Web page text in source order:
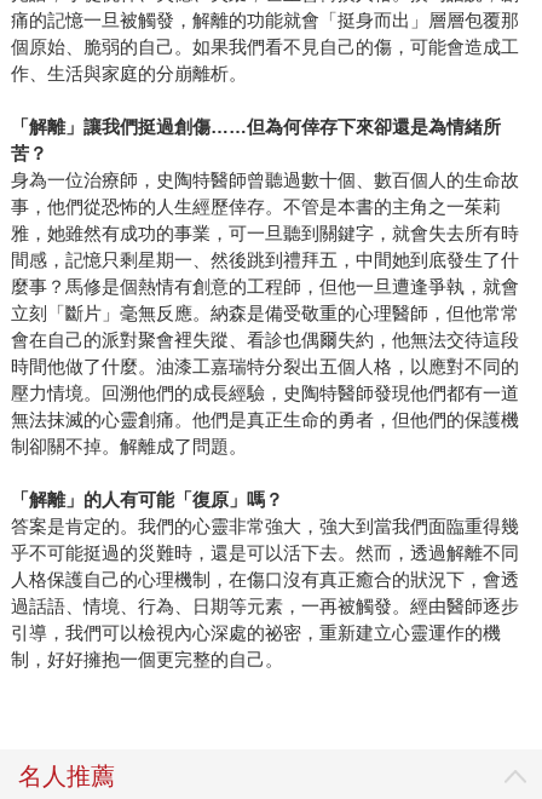
痛的記憶一旦被觸發，解離的功能就會「挺身而出」層層包覆那
個原始、脆弱的自己。如果我們看不見自己的傷，可能會造成工
作、生活與家庭的分崩離析。
「解離」讓我們挺過創傷……但為何倖存下來卻還是為情緒所
苦？
身為一位治療師，史陶特醫師曾聽過數十個、數百個人的生命故
事，他們從恐怖的人生經歷倖存。不管是本書的主角之一茱莉
雅，她雖然有成功的事業，可一旦聽到關鍵字，就會失去所有時
間感，記憶只剩星期一、然後跳到禮拜五，中間她到底發生了什
麼事？馬修是個熱情有創意的工程師，但他一旦遭逢爭執，就會
立刻「斷片」毫無反應。納森是備受敬重的心理醫師，但他常常
會在自己的派對聚會裡失蹤、看診也偶爾失約，他無法交待這段
時間他做了什麼。油漆工嘉瑞特分裂出五個人格，以應對不同的
壓力情境。回溯他們的成長經驗，史陶特醫師發現他們都有一道
無法抹滅的心靈創痛。他們是真正生命的勇者，但他們的保護機
制卻關不掉。解離成了問題。
「解離」的人有可能「復原」嗎？
答案是肯定的。我們的心靈非常強大，強大到當我們面臨重得幾
乎不可能挺過的災難時，還是可以活下去。然而，透過解離不同
人格保護自己的心理機制，在傷口沒有真正癒合的狀況下，會透
過話語、情境、行為、日期等元素，一再被觸發。經由醫師逐步
引導，我們可以檢視內心深處的祕密，重新建立心靈運作的機
制，好好擁抱一個更完整的自己。
名人推薦